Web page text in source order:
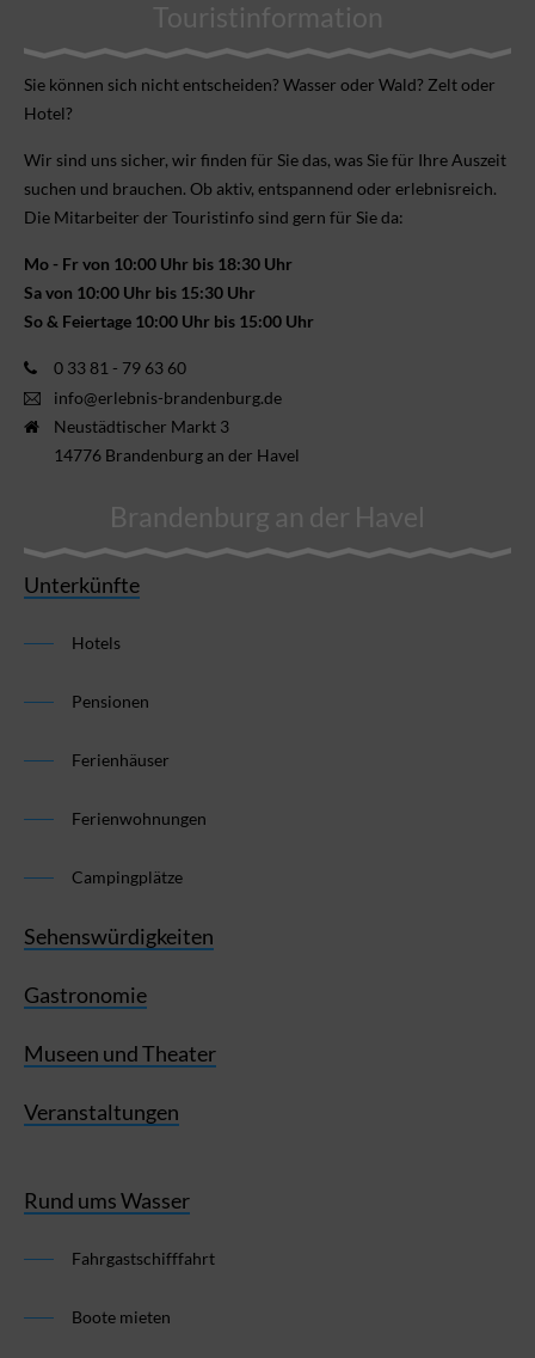
Touristinformation
Sie können sich nicht ent­scheiden? Wasser oder Wald? Zelt oder
Hotel?
Wir sind uns sicher, wir finden für Sie das, was Sie für Ihre Aus­zeit
suchen und brauchen. Ob aktiv, ent­spannend oder erlebnis­reich.
Die Mitarbeiter der Touristinfo sind gern für Sie da:
Mo - Fr von 10:00 Uhr bis 18:30 Uhr
Sa von 10:00 Uhr bis 15:30 Uhr
So & Feiertage 10:00 Uhr bis 15:00 Uhr
0 33 81 - 79 63 60
info@erlebnis-brandenburg.de
Neustädtischer Markt 3
14776 Brandenburg an der Havel
Brandenburg an der Havel
Unterkünfte
Hotels
Pensionen
Ferienhäuser
Ferienwohnungen
Campingplätze
Sehenswürdigkeiten
Gastronomie
Museen und Theater
Veranstaltungen
Rund ums Wasser
Fahrgastschifffahrt
Boote mieten